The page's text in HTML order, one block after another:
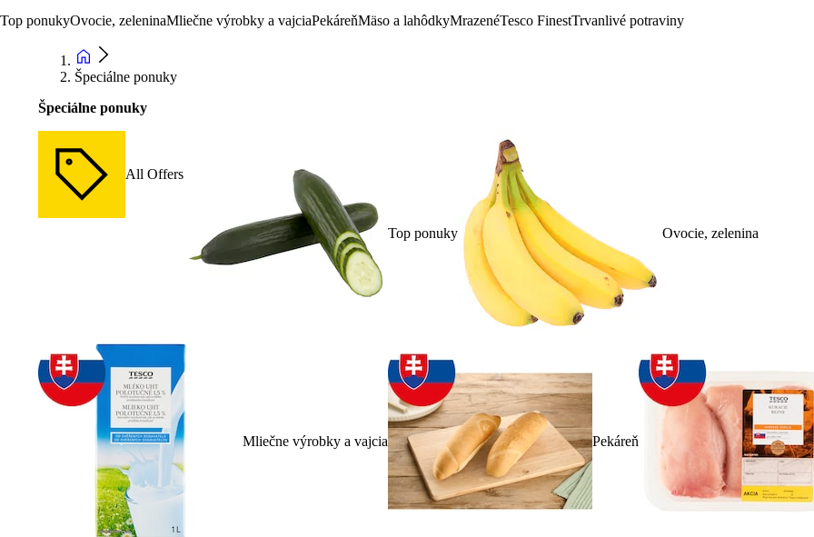
Top ponukyOvocie, zeleninaMliečne výrobky a vajciaPekáreňMäso a lahôdkyMrazenéTesco FinestTrvanlivé potraviny
Špeciálne ponuky
Špeciálne ponuky
All Offers
Top ponuky Ovocie, zelenina
Mliečne výrobky a vajcia Pekáreň